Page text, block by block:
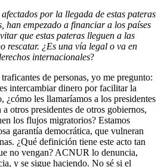
por la llegada de estas pateras
han empezado a financiar a los países
que estas pateras lleguen a las
rescatar. ¿Es una vía legal o va en
internacionales?
de personas, yo me pregunto:
intercambiar dinero por facilitar la
¿cómo les llamaríamos a los presidentes
otros presidentes de otros gobiernos,
los flujos migratorios? Estamos
garantía democrática, que vulneran
¿Qué definición tiene este acto tan
no vengan? ACNUR lo denuncia,
y se sigue haciendo. No sé si el